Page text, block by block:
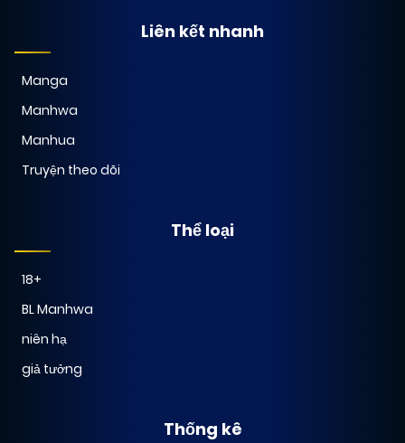
Liên kết nhanh
Manga
Manhwa
Manhua
Truyện theo dõi
Thể loại
18+
BL Manhwa
niên hạ
giả tưởng
Thống kê